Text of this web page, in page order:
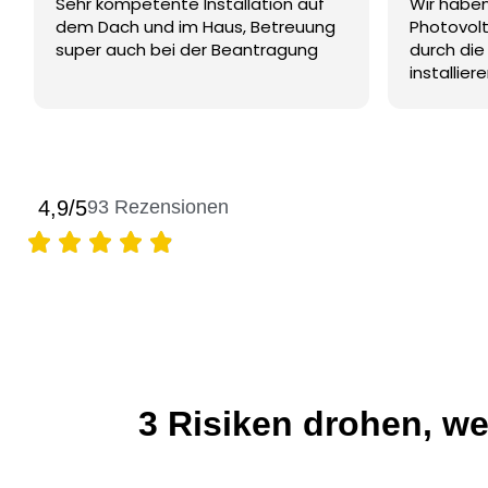
dem Dach und im Haus, Betreuung
super auch bei der Beantragung
durch
der
4,9/5 Rezensionen
93
3 Risiken drohen,